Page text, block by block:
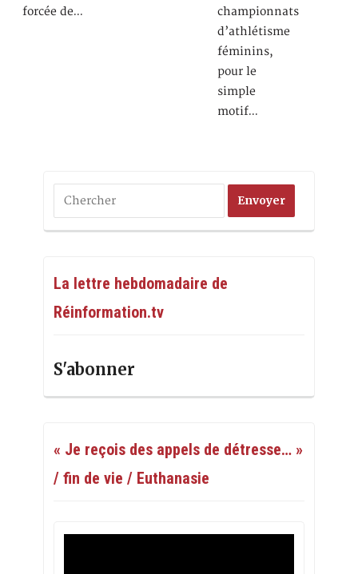
forcée de…
championnats
d’athlétisme
féminins,
pour le
simple
motif…
La lettre hebdomadaire de
Réinformation.tv
S'abonner
« Je reçois des appels de détresse… »
/ fin de vie / Euthanasie